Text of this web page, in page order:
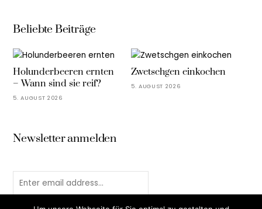
Beliebte Beiträge
Holunderbeeren ernten
– Wann sind sie reif?
5. AUGUST 2026
Zwetschgen einkochen
5. AUGUST 2026
Newsletter anmelden